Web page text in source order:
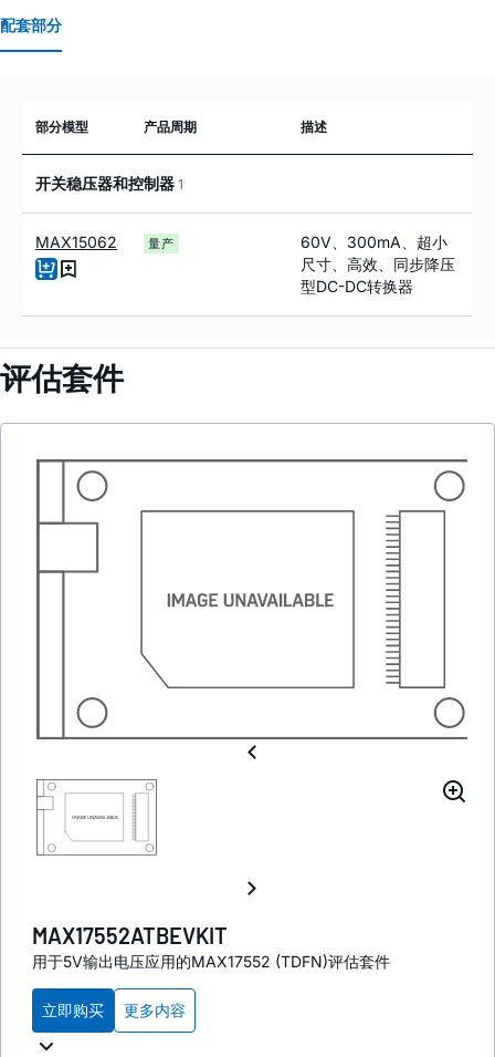
配套部分
部分模型 产品周期 描述
开关稳压器和控制器 1
MAX15062 量产
60V、300mA、超小
尺寸、高效、同步降压
型DC-DC转换器
评估套件
MAX17552ATBEVKIT
用于5V输出电压应用的MAX17552 (TDFN)评估套件
立即购买 更多内容